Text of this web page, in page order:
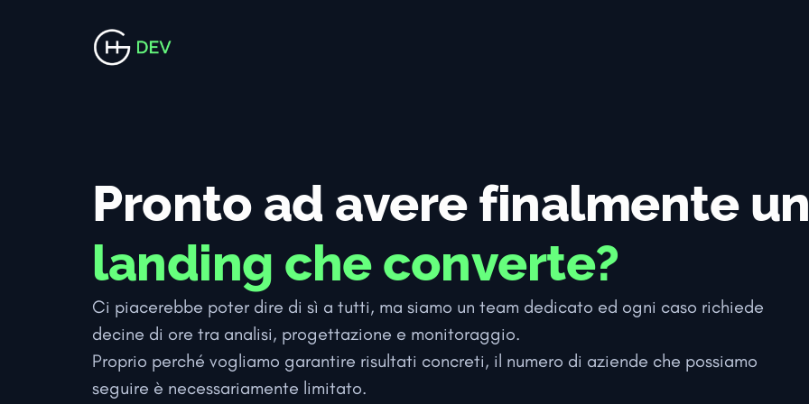
Pronto ad avere finalmente
landing che converte?
Ci piacerebbe poter dire di sì a tutti, ma siamo un team dedicato ed ogni caso richiede
decine di ore tra analisi, progettazione e monitoraggio.
Proprio perché vogliamo garantire risultati concreti, il numero di aziende che possiamo
seguire è necessariamente limitato.